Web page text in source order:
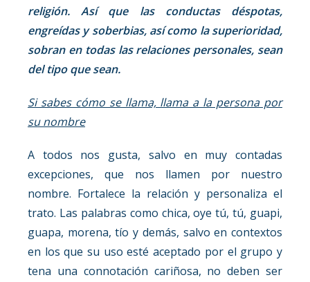
religión. Así que las conductas déspotas,
engreídas y soberbias, así como la superioridad,
sobran en todas las relaciones personales, sean
del tipo que sean.
Si sabes cómo se llama, llama a la persona por
su nombre
A todos nos gusta, salvo en muy contadas
excepciones, que nos llamen por nuestro
nombre. Fortalece la relación y personaliza el
trato. Las palabras como chica, oye tú, tú, guapi,
guapa, morena, tío y demás, salvo en contextos
en los que su uso esté aceptado por el grupo y
tena una connotación cariñosa, no deben ser